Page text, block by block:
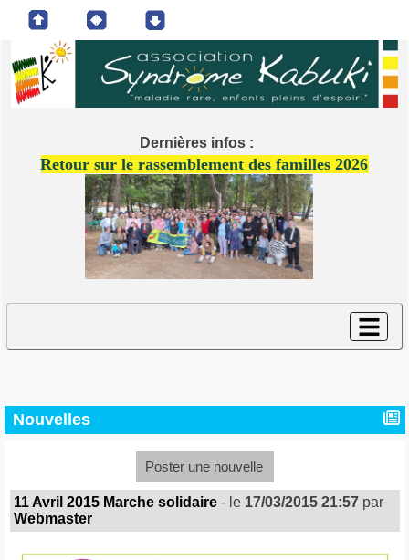
Dernières infos :
Retour sur le rassemblement des familles 2026
Nouvelles
Poster une nouvelle
11 Avril 2015 Marche solidaire - le 17/03/2015 21:57 par
Webmaster